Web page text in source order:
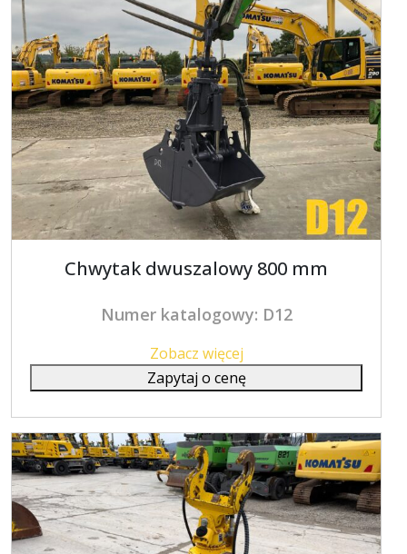
Chwytak dwuszalowy 800 mm
Numer katalogowy: D12
Zobacz więcej
Zapytaj o cenę